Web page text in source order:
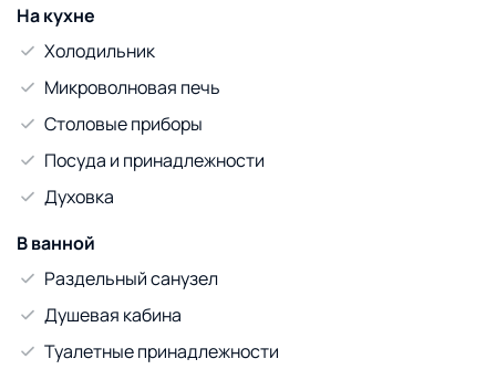
На кухне
Холодильник
Микроволновая печь
Столовые приборы
Посуда и принадлежности
Духовка
В ванной
Раздельный санузел
Душевая кабина
Туалетные принадлежности